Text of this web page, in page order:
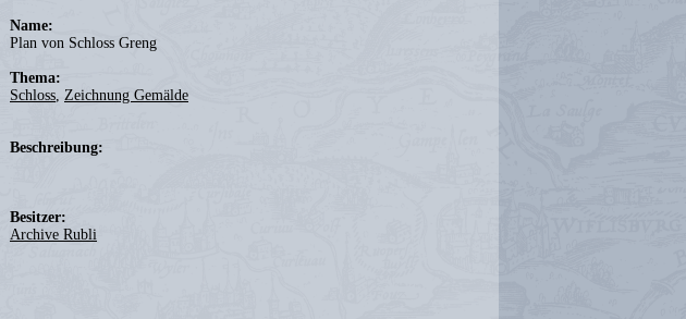
Name:
Plan von Schloss Greng
Thema:
Schloss, Zeichnung Gemälde
Beschreibung:
Besitzer:
Archive Rubli